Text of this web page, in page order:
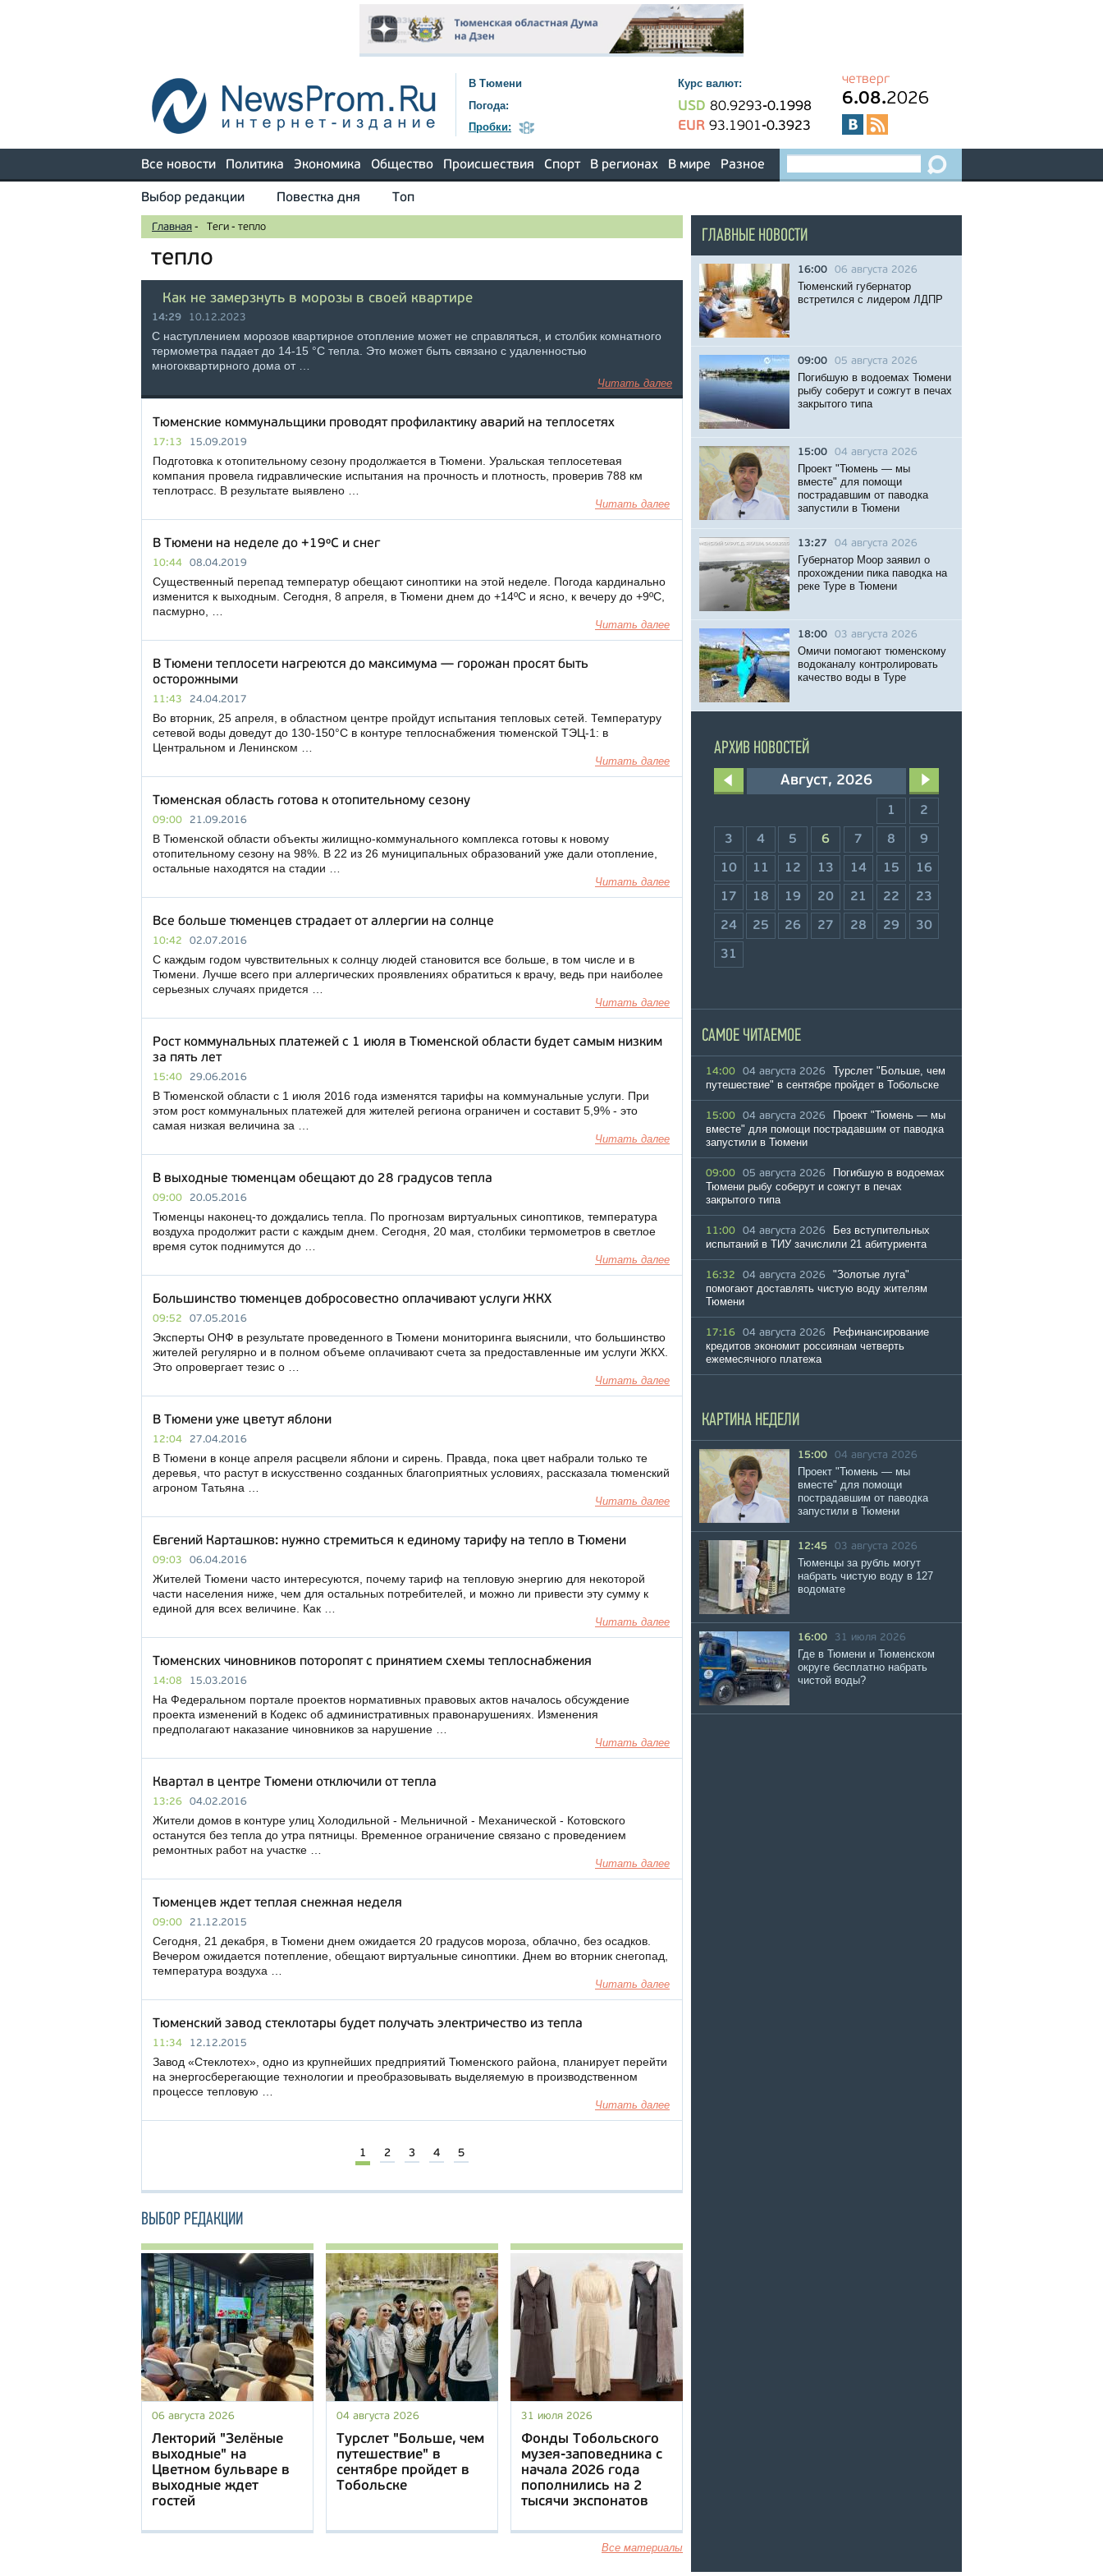
В Тюмени
Погода:
Пробки:
Курс валют:
USD 80.9293-0.1998
EUR 93.1901-0.3923
четверг
6.08.2026
Все новости Политика Экономика Общество Происшествия Спорт В регионах В мире Разное
Выбор редакции Повестка дня Топ
Главная - Теги - тепло
тепло
Как не замерзнуть в морозы в своей квартире
14:29 10.12.2023
С наступлением морозов квартирное отопление может не справляться, и столбик комнатного
термометра падает до 14-15 °C тепла. Это может быть связано с удаленностью
многоквартирного дома от …
Читать далее
Тюменские коммунальщики проводят профилактику аварий на теплосетях
17:13 15.09.2019
Подготовка к отопительному сезону продолжается в Тюмени. Уральская теплосетевая
компания провела гидравлические испытания на прочность и плотность, проверив 788 км
теплотрасс. В результате выявлено …
Читать далее
В Тюмени на неделе до +19ºC и снег
10:44 08.04.2019
Существенный перепад температур обещают синоптики на этой неделе. Погода кардинально
изменится к выходным. Сегодня, 8 апреля, в Тюмени днем до +14ºC и ясно, к вечеру до +9ºC,
пасмурно, …
Читать далее
В Тюмени теплосети нагреются до максимума — горожан просят быть
осторожными
11:43 24.04.2017
Во вторник, 25 апреля, в областном центре пройдут испытания тепловых сетей. Температуру
сетевой воды доведут до 130-150°С в контуре теплоснабжения тюменской ТЭЦ-1: в
Центральном и Ленинском …
Читать далее
Тюменская область готова к отопительному сезону
09:00 21.09.2016
В Тюменской области объекты жилищно-коммунального комплекса готовы к новому
отопительному сезону на 98%. В 22 из 26 муниципальных образований уже дали отопление,
остальные находятся на стадии …
Читать далее
Все больше тюменцев страдает от аллергии на солнце
10:42 02.07.2016
С каждым годом чувствительных к солнцу людей становится все больше, в том числе и в
Тюмени. Лучше всего при аллергических проявлениях обратиться к врачу, ведь при наиболее
серьезных случаях придется …
Читать далее
Рост коммунальных платежей с 1 июля в Тюменской области будет самым низким
за пять лет
15:40 29.06.2016
В Тюменской области с 1 июля 2016 года изменятся тарифы на коммунальные услуги. При
этом рост коммунальных платежей для жителей региона ограничен и составит 5,9% - это
самая низкая величина за …
Читать далее
В выходные тюменцам обещают до 28 градусов тепла
09:00 20.05.2016
Тюменцы наконец-то дождались тепла. По прогнозам виртуальных синоптиков, температура
воздуха продолжит расти с каждым днем. Сегодня, 20 мая, столбики термометров в светлое
время суток поднимутся до …
Читать далее
Большинство тюменцев добросовестно оплачивают услуги ЖКХ
09:52 07.05.2016
Эксперты ОНФ в результате проведенного в Тюмени мониторинга выяснили, что большинство
жителей регулярно и в полном объеме оплачивают счета за предоставленные им услуги ЖКХ.
Это опровергает тезис о …
Читать далее
В Тюмени уже цветут яблони
12:04 27.04.2016
В Тюмени в конце апреля расцвели яблони и сирень. Правда, пока цвет набрали только те
деревья, что растут в искусственно созданных благоприятных условиях, рассказала тюменский
агроном Татьяна …
Читать далее
Евгений Карташков: нужно стремиться к единому тарифу на тепло в Тюмени
09:03 06.04.2016
Жителей Тюмени часто интересуются, почему тариф на тепловую энергию для некоторой
части населения ниже, чем для остальных потребителей, и можно ли привести эту сумму к
единой для всех величине. Как …
Читать далее
Тюменских чиновников поторопят с принятием схемы теплоснабжения
14:08 15.03.2016
На Федеральном портале проектов нормативных правовых актов началось обсуждение
проекта изменений в Кодекс об административных правонарушениях. Изменения
предполагают наказание чиновников за нарушение …
Читать далее
Квартал в центре Тюмени отключили от тепла
13:26 04.02.2016
Жители домов в контуре улиц Холодильной - Мельничной - Механической - Котовского
останутся без тепла до утра пятницы. Временное ограничение связано с проведением
ремонтных работ на участке …
Читать далее
Тюменцев ждет теплая снежная неделя
09:00 21.12.2015
Сегодня, 21 декабря, в Тюмени днем ожидается 20 градусов мороза, облачно, без осадков.
Вечером ожидается потепление, обещают виртуальные синоптики. Днем во вторник снегопад,
температура воздуха …
Читать далее
Тюменский завод стеклотары будет получать электричество из тепла
11:34 12.12.2015
Завод «Стеклотех», одно из крупнейших предприятий Тюменского района, планирует перейти
на энергосберегающие технологии и преобразовывать выделяемую в производственном
процессе тепловую …
Читать далее
1 2 3 4 5
ВЫБОР РЕДАКЦИИ
06 августа 2026
Лекторий "Зелёные
выходные" на
Цветном бульваре в
выходные ждет
гостей
04 августа 2026
Турслет "Больше, чем
путешествие" в
сентябре пройдет в
Тобольске
31 июля 2026
Фонды Тобольского
музея-заповедника с
начала 2026 года
пополнились на 2
тысячи экспонатов
Все материалы
ГЛАВНЫЕ НОВОСТИ
16:00 06 августа 2026
Тюменский губернатор
встретился с лидером ЛДПР
09:00 05 августа 2026
Погибшую в водоемах Тюмени
рыбу соберут и сожгут в печах
закрытого типа
15:00 04 августа 2026
Проект "Тюмень — мы
вместе" для помощи
пострадавшим от паводка
запустили в Тюмени
13:27 04 августа 2026
Губернатор Моор заявил о
прохождении пика паводка на
реке Туре в Тюмени
18:00 03 августа 2026
Омичи помогают тюменскому
водоканалу контролировать
качество воды в Туре
АРХИВ НОВОСТЕЙ
Август, 2026
1 2
3 4 5 6 7 8 9
10 11 12 13 14 15 16
17 18 19 20 21 22 23
24 25 26 27 28 29 30
31
САМОЕ ЧИТАЕМОЕ
14:00 04 августа 2026
Турслет "Больше, чем
путешествие" в сентябре пройдет в Тобольске
15:00 04 августа 2026
Проект "Тюмень — мы
вместе" для помощи пострадавшим от паводка
запустили в Тюмени
09:00 05 августа 2026
Погибшую в водоемах
Тюмени рыбу соберут и сожгут в печах
закрытого типа
11:00 04 августа 2026
Без вступительных
испытаний в ТИУ зачислили 21 абитуриента
16:32 04 августа 2026
"Золотые луга"
помогают доставлять чистую воду жителям
Тюмени
17:16 04 августа 2026
Рефинансирование
кредитов экономит россиянам четверть
ежемесячного платежа
КАРТИНА НЕДЕЛИ
15:00 04 августа 2026
Проект "Тюмень — мы
вместе" для помощи
пострадавшим от паводка
запустили в Тюмени
12:45 03 августа 2026
Тюменцы за рубль могут
набрать чистую воду в 127
водомате
16:00 31 июля 2026
Где в Тюмени и Тюменском
округе бесплатно набрать
чистой воды?